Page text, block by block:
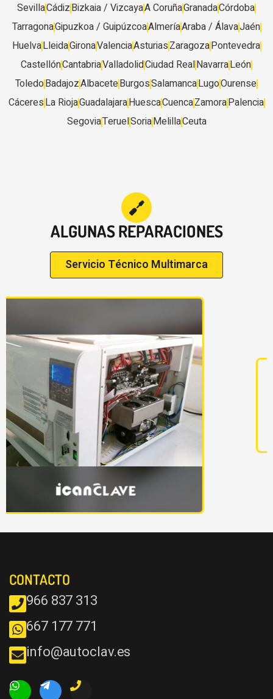
SevillaCádizBizkaia / VizcayaA CoruñaGranadaCórdoba
TarragonaGipuzkoa / GuipúzcoaAlmeríaAraba / ÁlavaJaén
HuelvaLleidaGironaValenciaAsturiasZaragozaPontevedra
CastellónCantabriaValladolidCiudad RealNavarraLeón
ToledoBadajozAlbaceteBurgosSalamancaLugoOurense
CáceresLa RiojaGuadalajaraHuescaCuencaZamoraPalencia
SegoviaTeruelSoriaMelillaCeuta
ALGUNAS REPARACIONES
Servicio Técnico Multimarca
CONTACTO
966 837 313
667 177 771
info@autoclav.es